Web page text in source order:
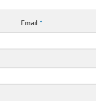
Email *